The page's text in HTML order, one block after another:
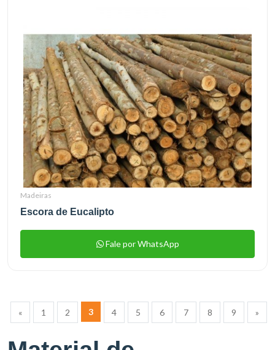
Madeiras
Escora de Eucalipto
Fale por WhatsApp
« 1 2 3 4 5 6 7 8 9 »